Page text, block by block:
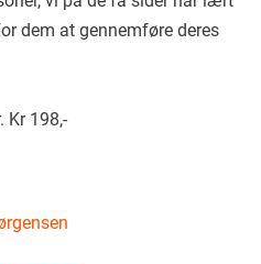
dem at gennemføre deres
Kr 198,-